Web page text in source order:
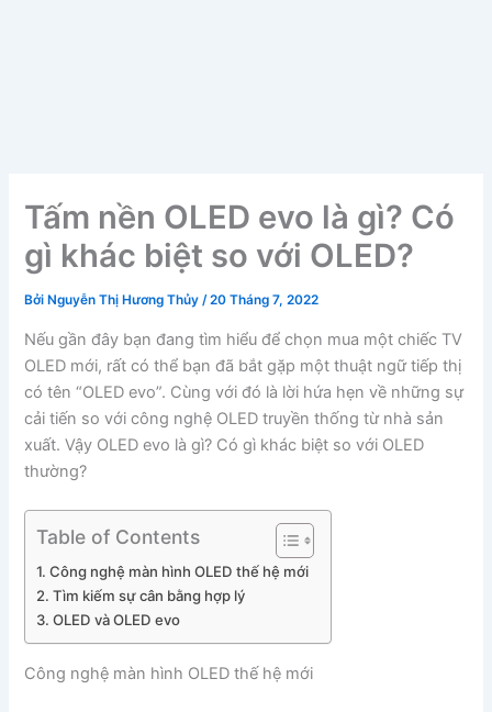
Tấm nền OLED evo là gì? Có
gì khác biệt so với OLED?
Bởi Nguyễn Thị Hương Thủy/20 Tháng 7, 2022
Nếu gần đây bạn đang tìm hiểu để chọn mua một chiếc TV
OLED mới, rất có thể bạn đã bắt gặp một thuật ngữ tiếp thị
có tên “OLED evo”. Cùng với đó là lời hứa hẹn về những sự
cải tiến so với công nghệ OLED truyền thống từ nhà sản
xuất. Vậy OLED evo là gì? Có gì khác biệt so với OLED
thường?
Table of Contents
Công nghệ màn hình OLED thế hệ mới
Tìm kiếm sự cân bằng hợp lý
OLED và OLED evo
Công nghệ màn hình OLED thế hệ mới